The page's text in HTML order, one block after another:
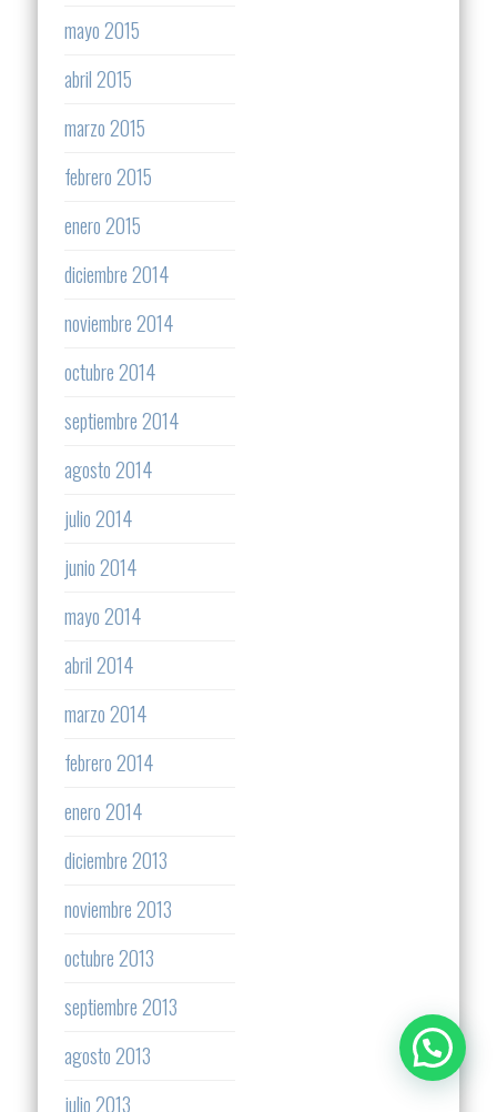
mayo 2015
abril 2015
marzo 2015
febrero 2015
enero 2015
diciembre 2014
noviembre 2014
octubre 2014
septiembre 2014
agosto 2014
julio 2014
junio 2014
mayo 2014
abril 2014
marzo 2014
febrero 2014
enero 2014
diciembre 2013
noviembre 2013
octubre 2013
septiembre 2013
agosto 2013
julio 2013